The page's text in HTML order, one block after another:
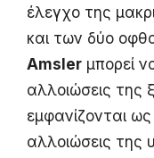
έλεγχο της
και των δύο
Amsler μπορεί
αλλοιώσεις της
εμφανίζονται
αλλοιώσεις της